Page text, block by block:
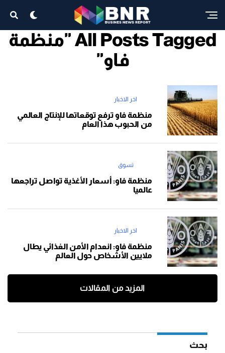
All Posts Tagged "منظمة
فاو"
اخر الاخبار
منظمة فاو ترفع توقعاتها للإنتاج العالمي
من الحبوب هذا العام
تسوق
منظمة فاو: أسعار الأغذية تواصل تراجعها
عالميا
اخر الاخبار
منظمة فاو: انعدام الأمن الغذائي يطال
ملايين الأشخاص حول العالم
المزيد من المقالات
بحث